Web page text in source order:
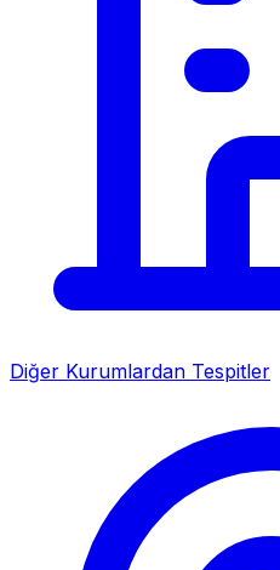
Diğer Kurumlardan Tespitler